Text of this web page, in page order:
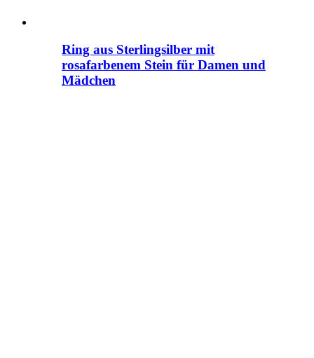
Ring aus Sterlingsilber mit
rosafarbenem Stein für Damen und
Mädchen